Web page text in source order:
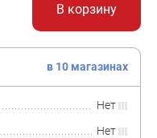
В корзину
в 10 магазинах
Нет
Нет